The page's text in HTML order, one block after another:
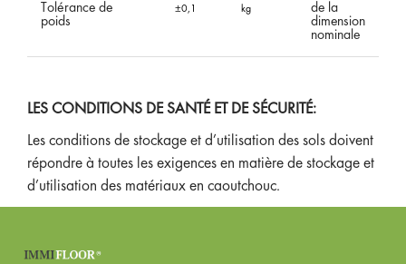
Tolérance de
poids
±0,1 kg de la
dimension
nominale
LES CONDITIONS DE SANTÉ ET DE SÉCURITÉ:
Les conditions de stockage et d’utilisation des sols doivent
répondre à toutes les exigences en matière de stockage et
d’utilisation des matériaux en caoutchouc.